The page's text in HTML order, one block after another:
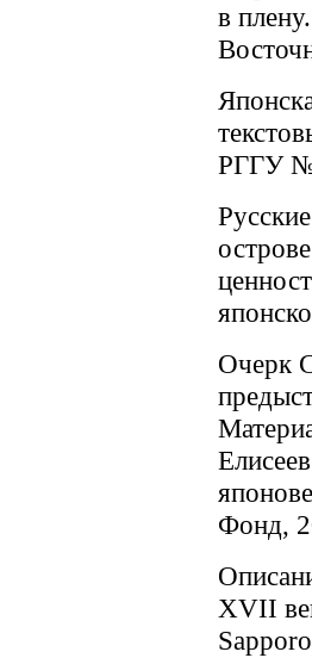
в
РГГУ
Очерк
Фонд,
XVII